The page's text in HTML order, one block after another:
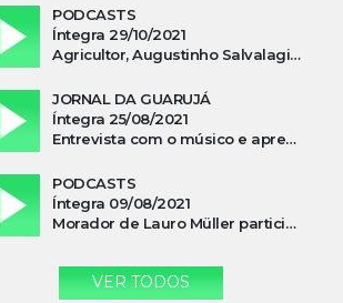
PODCASTS
Íntegra 29/10/2021
Agricultor, Augustinho Salvalagio, relata sobre aparição do Cavaleiro Negro no Rio das Furnas
JORNAL DA GUARUJÁ
Íntegra 25/08/2021
Entrevista com o músico e apresentador, Lismael Ferrareis, no Cidade e Campo
PODCASTS
Íntegra 09/08/2021
Morador de Lauro Müller participa de motociata em apoio a Bolsonaro
VER TODOS